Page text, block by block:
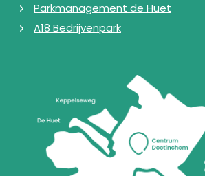
Parkmanagement de Huet
A18 Bedrijvenpark